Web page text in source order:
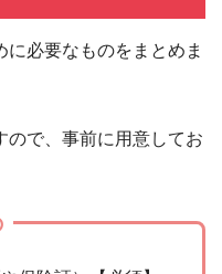
必要なものをまとめま
ので、事前に用意してお